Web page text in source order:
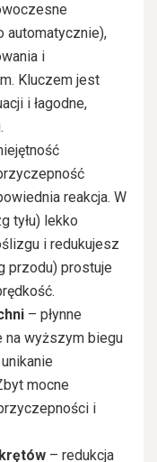
automatycznie),
i
Kluczem jest
i łagodne,
reakcja. W
tyłu) lekko
i redukujesz
przodu) prostuje
– płynne
na wyższym biegu
mocne
i
– redukcja